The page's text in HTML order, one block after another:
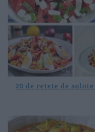
20 de rețete de